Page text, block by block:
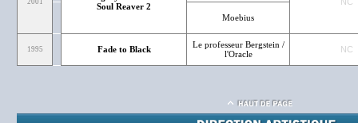
2001
Soul Reaver 2
Moebius
1995 Fade to Black
Le professeur Bergstein /
l'Oracle
NC